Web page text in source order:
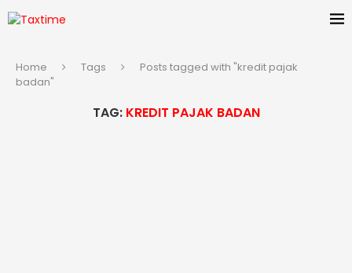
Home Tags
Posts tagged with "kredit pajak
badan"
TAG: KREDIT PAJAK BADAN